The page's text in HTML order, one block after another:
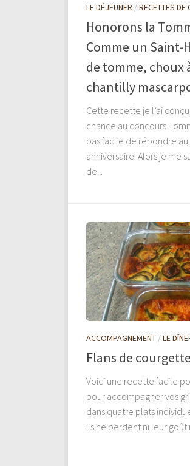
LE DÉJEUNER /RECETTES DE
Honorons la
Comme un
de tomme, choux
chantilly
Cette recette je l’ai
chance au concours
pas facile de répondre
anniversaire. Alors je me
de...
ACCOMPAGNEMENT /LE
Flans de
Voici une recette facile
pour accompagner vos
dans quatre plats
ils ne perdent ni leur goût